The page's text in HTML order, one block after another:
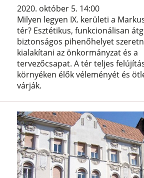
2020. október 5. 14:00
Milyen legyen IX. kerületi a
tér? Esztétikus, funkcionálisan
biztonságos pihenőhelyet
kialakítani az önkormányzat és a
tervezőcsapat. A tér teljes
környéken élők véleményét és
várják.